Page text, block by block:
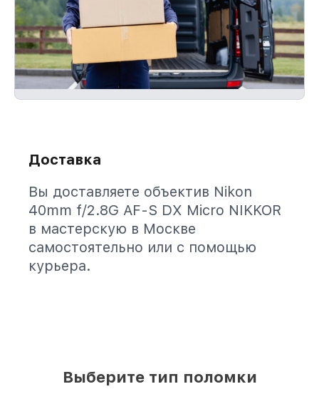
Доставка
Вы доставляете объектив Nikon
40mm f/2.8G AF-S DX Micro NIKKOR
в мастерскую в Москве
самостоятельно или с помощью
курьера.
Выберите тип поломки